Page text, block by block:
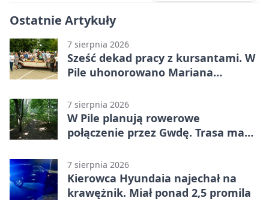
Ostatnie Artykuły
7 sierpnia 2026
Sześć dekad pracy z kursantami. W
Pile uhonorowano Mariana
7 sierpnia 2026
W Pile planują rowerowe
połączenie przez Gwdę. Trasa ma
7 sierpnia 2026
Kierowca Hyundaia najechał na
krawężnik. Miał ponad 2,5 promila